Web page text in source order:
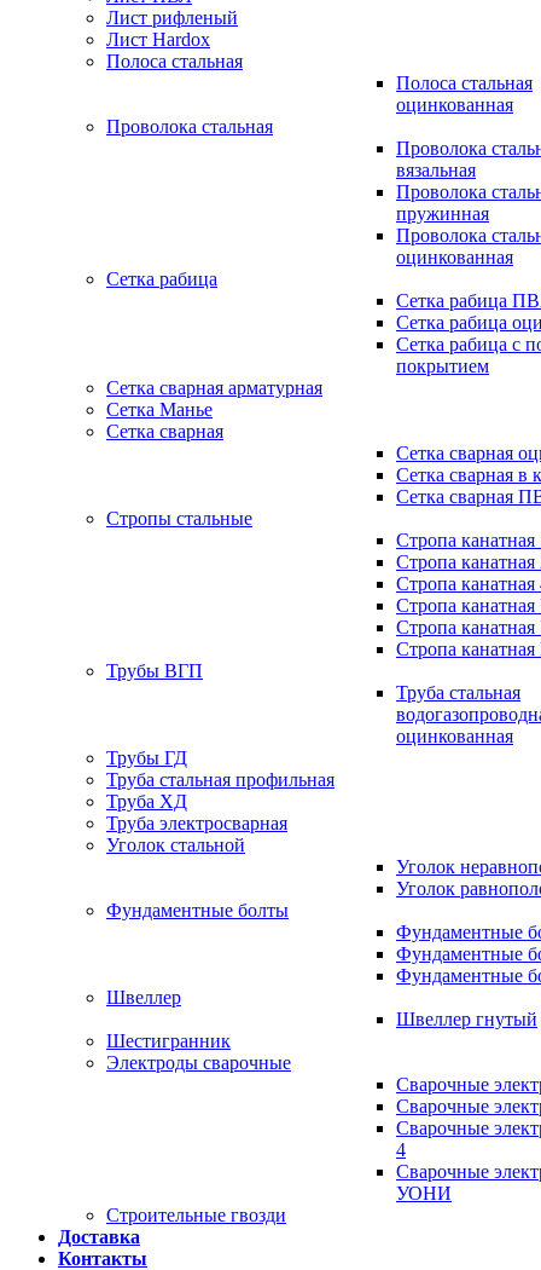
Лист рифленый
Лист Hardox
Полоса стальная
Полоса стальная
оцинкованная
Проволока стальная
Проволока
вязальная
Проволока
пружинная
Проволока
оцинкованная
Сетка рабица
Сетка рабица
Сетка рабица
Сетка рабица с
покрытием
Сетка сварная арматурная
Сетка Манье
Сетка сварная
Сетка сварная
Сетка сварная в
Сетка сварная
Стропы стальные
Стропа
Стропа
Стропа
Стропа
Стропа
Стропа
Трубы ВГП
Труба стальная
оцинкованная
Трубы ГД
Труба стальная профильная
Труба ХД
Труба электросварная
Уголок стальной
Уголок
Уголок
Фундаментные болты
Фундаментные
Фундаментные
Фундаментные
Швеллер
Швеллер гнутый
Шестигранник
Электроды сварочные
Сварочные
Сварочные
Сварочные
4
Сварочные
УОНИ
Строительные гвозди
Доставка
Контакты